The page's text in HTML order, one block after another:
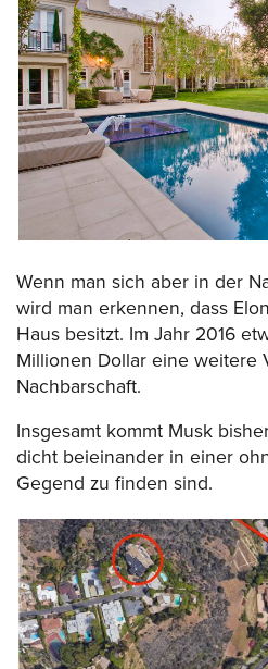
Wenn man sich aber in der
wird man erkennen, dass
Haus besitzt. Im Jahr 2016
Millionen Dollar eine weitere
Nachbarschaft.
Insgesamt kommt Musk
dicht beieinander in einer
Gegend zu finden sind.